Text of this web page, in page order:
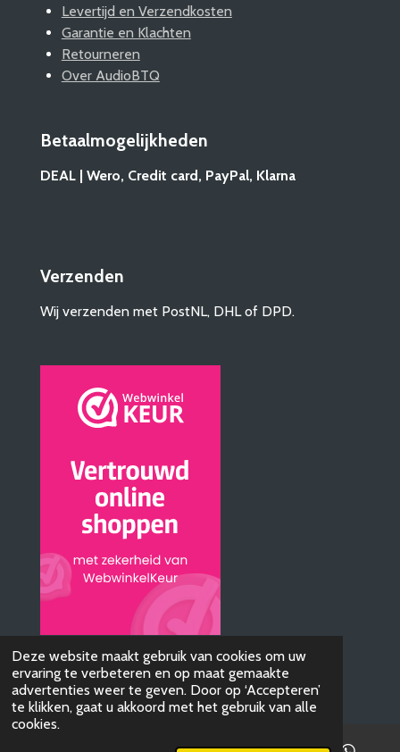
Deze website maakt gebruik van cookies om uw
ervaring te verbeteren en op maat gemaakte
advertenties weer te geven. Door op ‘Accepteren’
te klikken, gaat u akkoord met het gebruik van alle
cookies.
Levertijd en Verzendkosten
Garantie en Klachten
Retourneren
Over AudioBTQ
Betaalmogelijkheden
DEAL | Wero, Credit card, PayPal, Klarna
Verzenden
Wij verzenden met PostNL, DHL of DPD.
© 2019 - 2026 AudioBTQ
Powered byJouwWeb